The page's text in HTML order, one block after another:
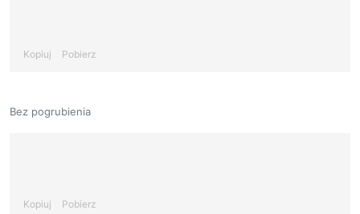
Kopiuj Pobierz
Bez pogrubienia
Kopiuj Pobierz